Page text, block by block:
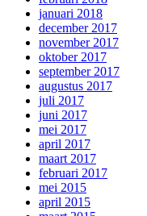
januari 2018
december 2017
november 2017
oktober 2017
september 2017
augustus 2017
juli 2017
juni 2017
mei 2017
april 2017
maart 2017
februari 2017
mei 2015
april 2015